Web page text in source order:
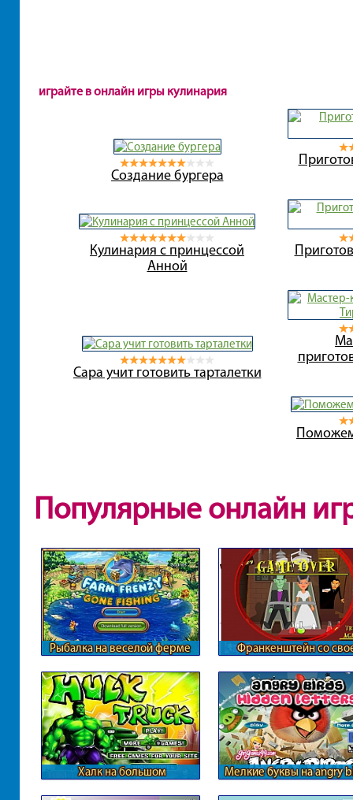
играйте в онлайн игры кулинария
Создание бургера
Кулинария с принцессой
Анной
Сара учит готовить тарталетки
Популярные онлайн
Рыбалка на веселой ферме
Франкенштейн со
Халк на большом
Мелкие буквы на angry